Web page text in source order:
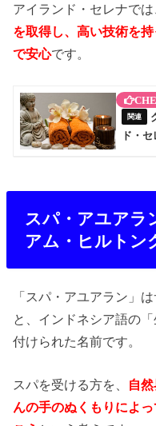
アイランド・セレナで
を取得し、高い技術を
で安心です。
ド・
スパ・アユアラ
アム・ヒルトン
「スパ・アユアラン」
と、インドネシア語の
付けられた名前です。
スパを受ける方を、 自
んの手のぬくもりによ